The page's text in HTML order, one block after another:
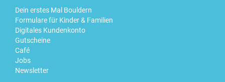
Dein erstes Mal Bouldern
Formulare für Kinder & Familien
Digitales Kundenkonto
Gutscheine
Café
Jobs
Newsletter